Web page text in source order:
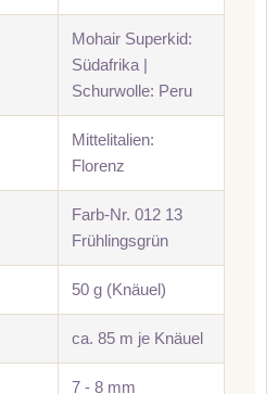
Mohair Superkid:
Südafrika |
Schurwolle: Peru
Mittelitalien:
Florenz
Farb-Nr. 012 13
Frühlingsgrün
50 g (Knäuel)
ca. 85 m je Knäuel
7 - 8 mm